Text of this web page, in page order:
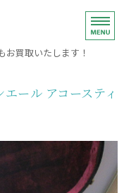
ド品、金、プラチナ・銀
お買取いたします！
の売却
却
ール アコースティ